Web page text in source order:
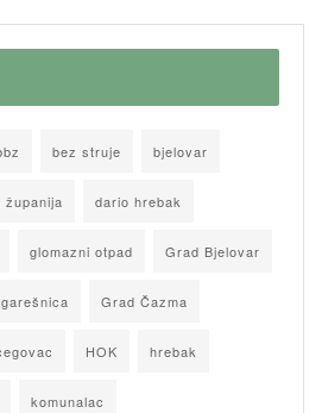
bez struje bjelovar
dario hrebak
glomazni otpad Grad Bjelovar
Grad Čazma
HOK hrebak
komunalac